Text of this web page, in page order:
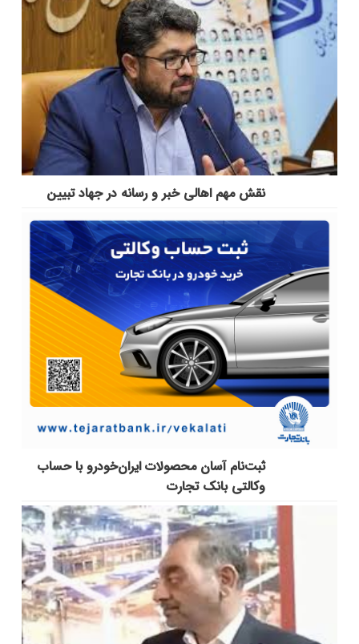
نقش مهم اهالی خبر و رسانه در جهاد تبیین
ثبت‌نام آسان محصولات ایران‌خودرو با حساب
وکالتی بانک تجارت